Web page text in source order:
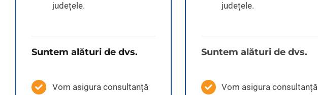
județele.
Suntem alături de dvs.
Vom asigura consultanță
județele.
Suntem alături de dvs.
Vom asigura consultanță